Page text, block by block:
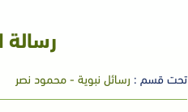
رسالة
تحت قسم : رسائل نبوية - محمود نصر